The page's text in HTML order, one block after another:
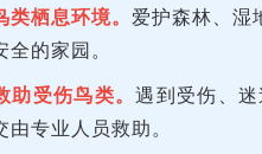
类栖息环境。 爱护森林、湿
全的家园。
助受伤鸟类。遇到受伤、
由专业人员救助。